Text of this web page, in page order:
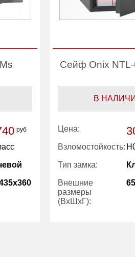
руб
Сейф Onix
В
Цена:
Взломостойкость:
Тип замка:
Внешние
размеры
(ВхШхГ):